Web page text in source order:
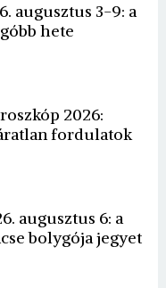
augusztus 3-9: a
hete
2026:
fordulatok
augusztus 6: a
bolygója jegyet